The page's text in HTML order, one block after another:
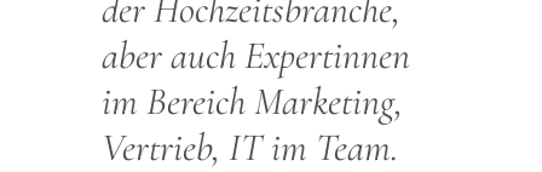
aber auch Expertinnen
im Bereich Marketing,
Vertrieb, IT im Team.